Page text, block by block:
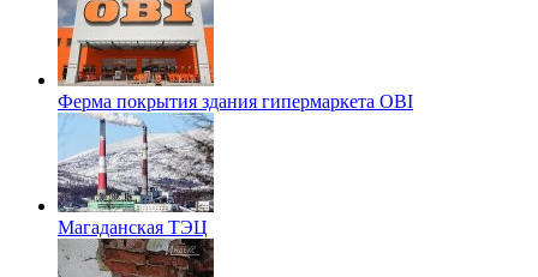
Ферма покрытия здания гипермаркета OBI
Магаданская ТЭЦ